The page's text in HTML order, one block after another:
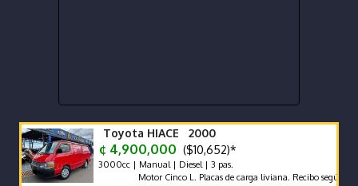
Toyota HIACE 2000
¢ 4,900,000 ($10,652)*
3000cc | Manual | Diesel | 3 pas.
Motor Cinco L. Placas de carga liviana. Recibo según marca y